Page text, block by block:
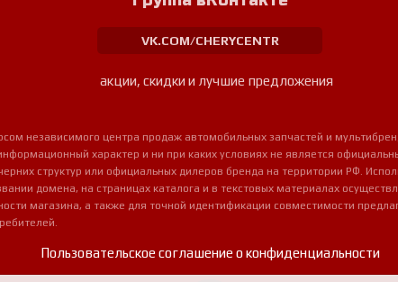
VK.COM/CHERYCENTR
акции, скидки и лучшие предложения
независимого центра продаж автомобильных запчастей и
характер и ни при каких условиях не является
структур или официальных дилеров бренда на территории РФ.
домена, на страницах каталога и в текстовых материалах
магазина, а также для точной идентификации совместимости
Пользовательское соглашение о конфиденциальности